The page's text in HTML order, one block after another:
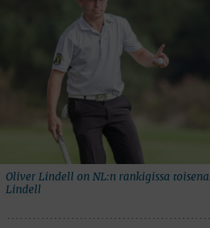
Oliver Lindell on NL:n rankigissa
Lindell